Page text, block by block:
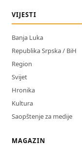
VIJESTI
Banja Luka
Republika Srpska / BiH
Region
Svijet
Hronika
Kultura
Saopštenje za medije
MAGAZIN